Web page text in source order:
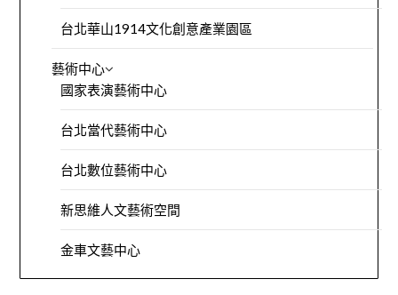
台北華山1914文化創意產業園區
藝術中心
國家表演藝術中心
台北當代藝術中心
台北數位藝術中心
新思維人文藝術空間
金車文藝中心